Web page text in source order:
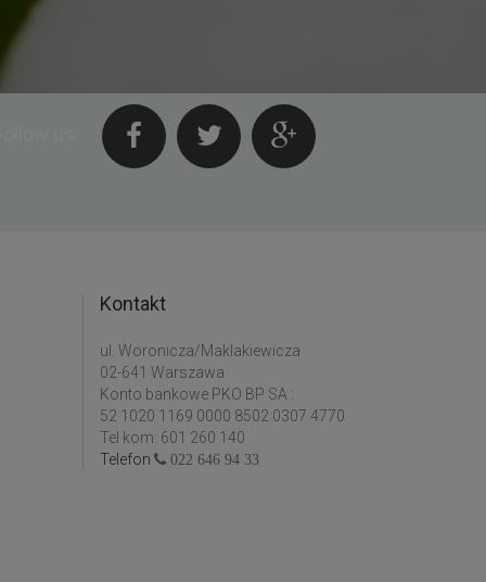
Kontakt
ul. Woronicza/Maklakiewicza
02-641 Warszawa
Konto bankowe PKO BP SA :
52 1020 1169 0000 8502 0307 4770
Tel kom: 601 260 140
Telefon
022 646 94 33